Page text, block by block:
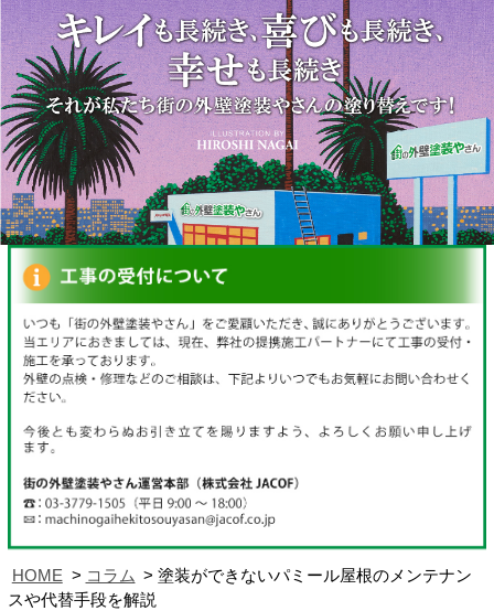
HOME コラム
塗装ができないパミール屋根のメンテナン
スや代替手段を解説